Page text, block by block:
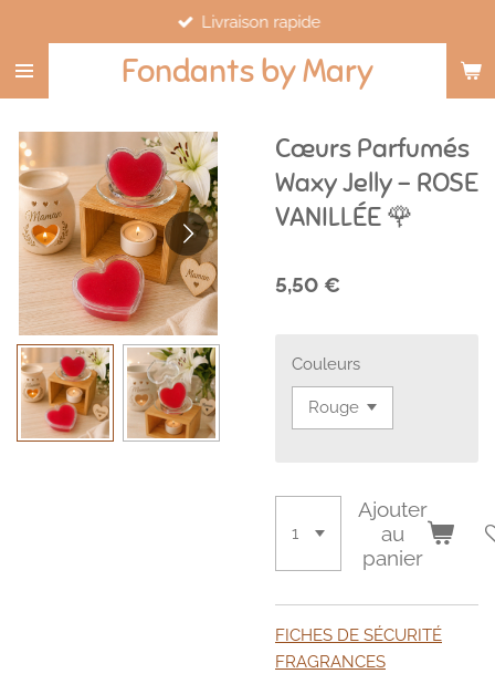
contenu
principal
Fondants by Mary
Livraison rapide
Cœurs Parfumés
Waxy Jelly – ROSE
VANILLÉE 🌹
5,50 €
Couleurs
Ajouter
au
panier
FICHES DE SÉCURITÉ
FRAGRANCES